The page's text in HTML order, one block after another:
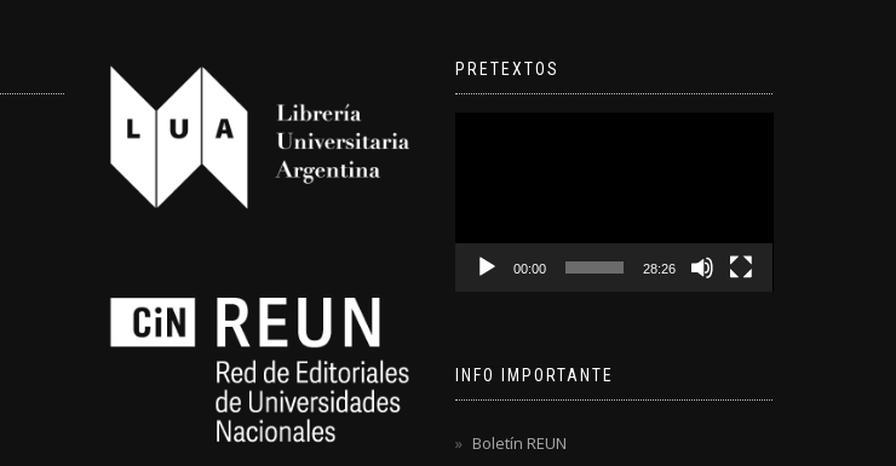
PRETEXTOS
00:00 28:26
INFO IMPORTANTE
Boletín REUN